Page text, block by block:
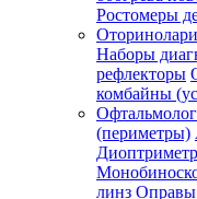
Ростомеры
Наборы
рефлекторы
комбайны
(периметры)
линз